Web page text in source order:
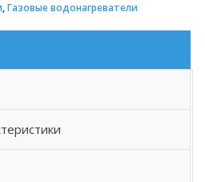
,Газовые водонагреватели
его работы